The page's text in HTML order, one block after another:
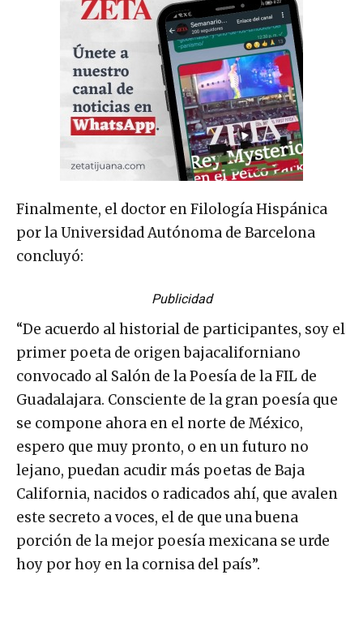
Finalmente, el doctor en Filología Hispánica
por la Universidad Autónoma de Barcelona
concluyó:
Publicidad
“De acuerdo al historial de participantes, soy el
primer poeta de origen bajacaliforniano
convocado al Salón de la Poesía de la FIL de
Guadalajara. Consciente de la gran poesía que
se compone ahora en el norte de México,
espero que muy pronto, o en un futuro no
lejano, puedan acudir más poetas de Baja
California, nacidos o radicados ahí, que avalen
este secreto a voces, el de que una buena
porción de la mejor poesía mexicana se urde
hoy por hoy en la cornisa del país”.